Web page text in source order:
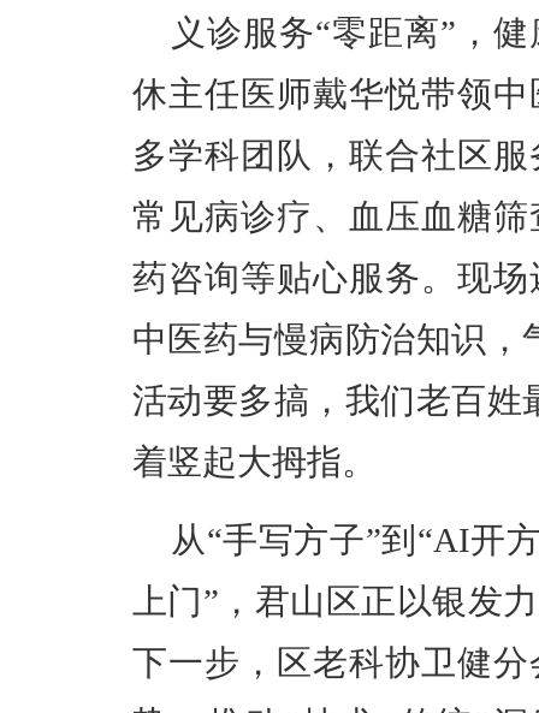
义诊服务“零距离”，
休主任医师戴华悦带领
多学科团队，联合社区
常见病诊疗、血压血糖
药咨询等贴心服务。现
中医药与慢病防治知识，
活动要多搞，我们老百姓
着竖起大拇指。
从“手写方子”到“AI开
上门”，君山区正以银发
下一步，区老科协卫健